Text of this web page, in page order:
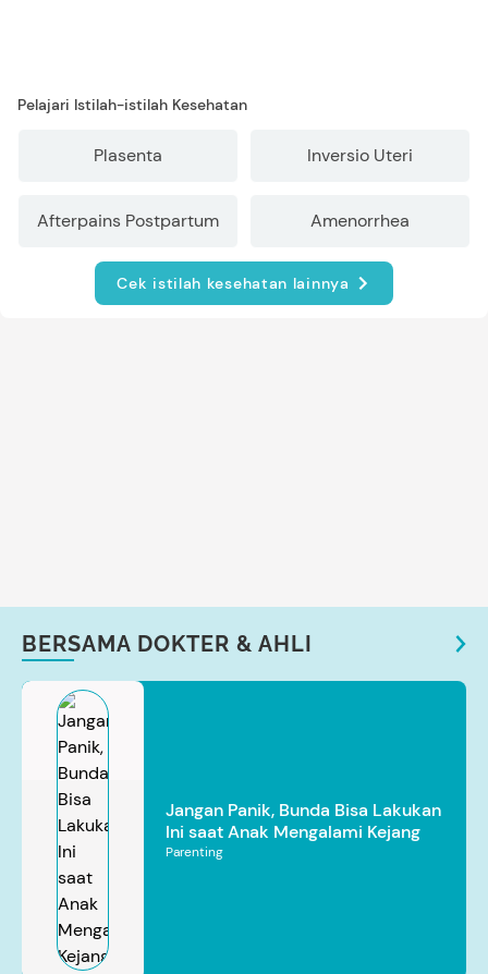
Pelajari Istilah-istilah Kesehatan
Plasenta Inversio Uteri
Afterpains Postpartum Amenorrhea
Cek istilah kesehatan lainnya
BERSAMA DOKTER & AHLI
Jangan Panik, Bunda Bisa Lakukan
Ini saat Anak Mengalami Kejang
Parenting